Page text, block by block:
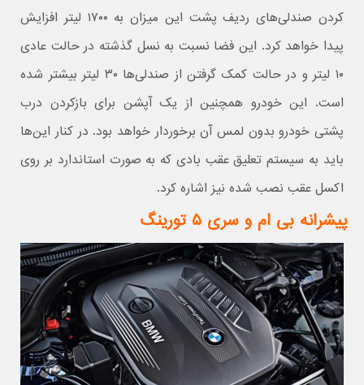
کردن صندلی‌های ردیف پشت این میزان به ۱۷۰۰ لیتر افزایش
پیدا خواهد کرد. این فضا نسبت به نسل گذشته در حالت عادی
۱۰ لیتر و در حالت کمک گرفتن از صندلی‌ها ۳۰ لیتر بیشتر شده
است. این خودرو همچنین از یک آپشن برای بازکردن درب
پشتی خودرو بدون لمس آن برخوردار خواهد بود. در کنار این‌ها
باید به سیستم تعلیق عقب بادی که به صورت استاندارد بر روی
اکسل عقب نصب شده نیز اشاره کرد.
پیشرانه بی ام و سری ۵ تورینگ